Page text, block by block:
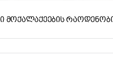
ᲛᲝᲥᲐᲚᲐᲥᲔᲔᲑᲘᲡ